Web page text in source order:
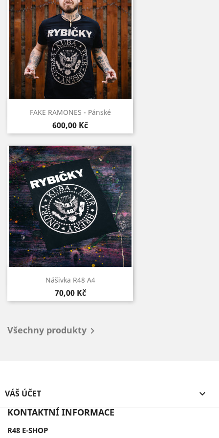
Rychlý náhled
FAKE RAMONES - Pánské
600,00 Kč
Rychlý náhled
Nášivka R48 A4
70,00 Kč
Všechny produkty 
VÁŠ ÚČET

KONTAKTNÍ INFORMACE
R48 E-SHOP